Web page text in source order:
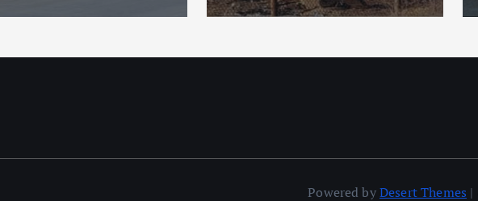
Desert Themes